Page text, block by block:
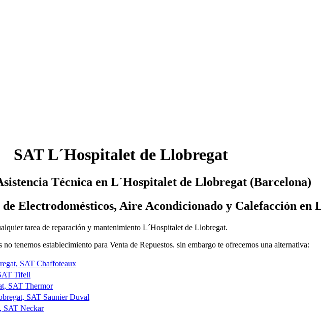
SAT L´Hospitalet de Llobregat
Técnica en L´Hospitalet de Llobregat (Barcelona)
Electrodomésticos, Aire Acondicionado y Calefacción en
tarea de reparación y mantenimiento L´Hospitalet de Llobregat.
tenemos establecimiento para Venta de Repuestos. sin embargo te ofrecemos una alternativa:
SAT Chaffoteaux
Tifell
SAT Thermor
SAT Saunier Duval
SAT Neckar